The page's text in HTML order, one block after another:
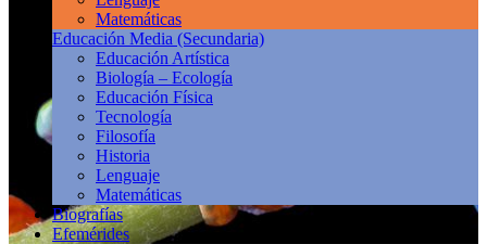
Matemáticas
Educación Media (Secundaria)
Educación Artística
Biología – Ecología
Educación Física
Tecnología
Filosofía
Historia
Lenguaje
Matemáticas
Biografías
Efemérides